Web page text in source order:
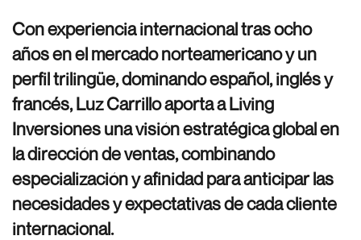
Con experiencia internacional tras ocho
años en el mercado norteamericano y un
perfil trilingüe, dominando español, inglés y
francés, Luz Carrillo aporta a Living
Inversiones una visión estratégica global en
la dirección de ventas, combinando
especialización y afinidad para anticipar las
necesidades y expectativas de cada cliente
internacional.